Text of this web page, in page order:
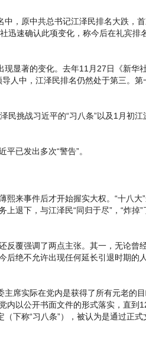
，原中共总书记江泽民排名大跌，
迅速确认此项变化，称今后在礼宾排
显著的变化。去年11月27日《新华
导人中，江泽民排名仍然处于第三。
民挑战习近平的“习八条”以及1月初
已发出多次“警告”。
来事件后才开始握实大权。“十八大
退下，与江泽民“同归于尽”，“炸掉
反覆强调了两点主张。其一，无论曾
绝不允许出现任何延长引退时期的
主席实际在党内是获得了所有元老的
内以公开书面文件的形式落实，直到
下称“习八条”），被认为是通过正